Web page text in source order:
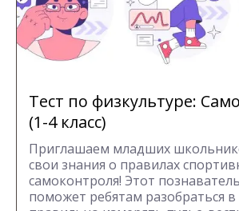
Тест по физкультуре:
(1-4 класс)
Приглашаем младших
свои знания о правилах
самоконтроля! Этот
поможет ребятам разобраться